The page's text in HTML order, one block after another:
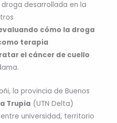
desarrollada en la
cómo la droga
terapia
el cáncer de cuello
la provincia de Buenos
Trupia (UTN Delta)
universidad, territorio